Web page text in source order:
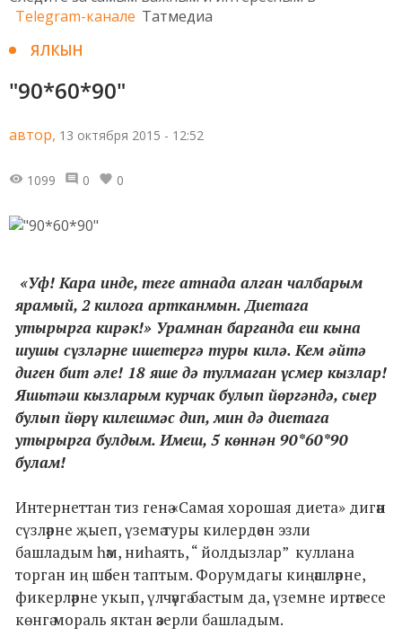
Telegram-канале Татмедиа
ЯЛКЫН
"90*60*90"
автор, 13 октября 2015 - 12:52
1099 0 0
«Уф! Кара инде, теге атнада алган чалбарым
ярамый, 2килога артканмын. Диетага
утырырга кирәк!» Урамнан барганда еш кына
шушы сүзләрне ишетергә туры килә. Кем әйтә
диген бит әле! 18 яше дә тулмаган үсмер кызлар!
Яшьтәш кызларым курчак булып йөргәндә, сыер
булып йөрү килешмәс дип, мин дә диетага
утырырга булдым. Имеш, 5 көннән 90*60*90
булам!
Интернеттан тиз генә «Самая хорошая диета» дигән
сүзләрне җыеп, үземә туры килердәен эзли
башладым һәм, ниһаять, “ йолдызлар” куллана
торган иң шәбен таптым. Форумдагы киңәшләрне,
фикерләрне укып, үлчәүгә бастым да, үземне иртәгесе
көнгә мораль яктан әзерли башладым.